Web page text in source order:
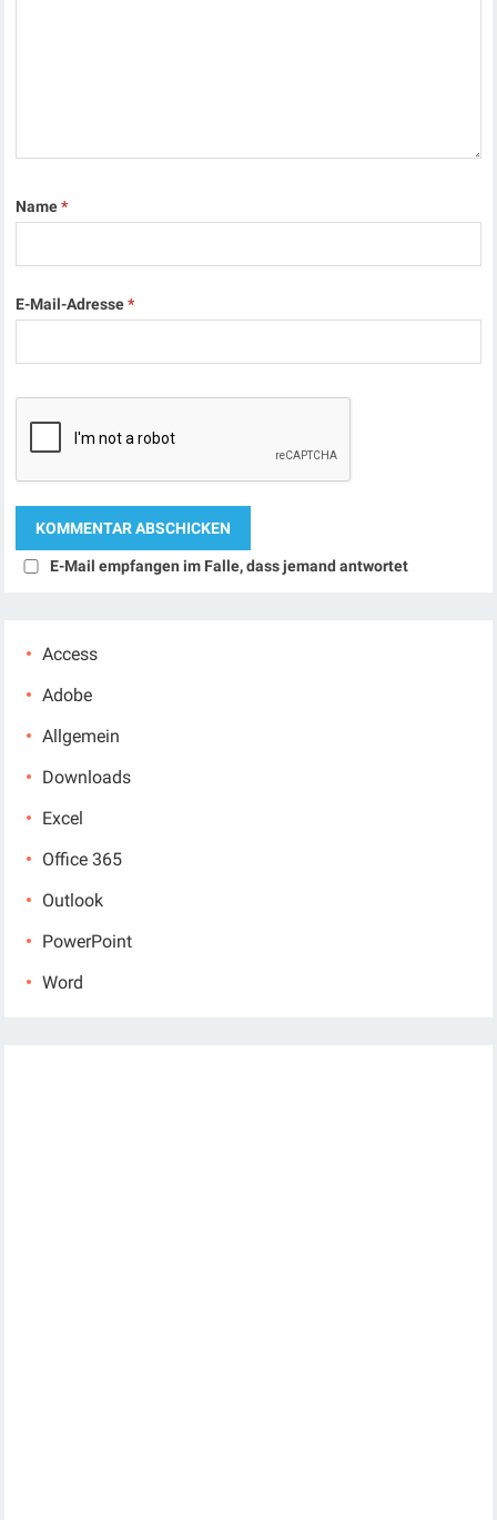
Name*
E-Mail-Adresse*
E-Mail empfangen im Falle, dass jemand antwortet
Access
Adobe
Allgemein
Downloads
Excel
Office 365
Outlook
PowerPoint
Word